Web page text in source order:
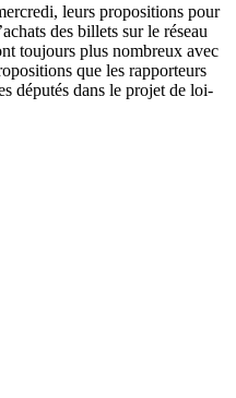
leurs propositions pour
des billets sur le réseau
toujours plus nombreux avec
que les rapporteurs
députés dans le projet de loi-